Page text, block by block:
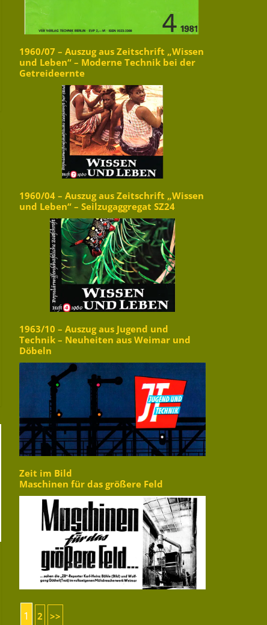
1960/07 – Auszug aus Zeitschrift „Wissen
und Leben“ – Moderne Technik bei der
Getreideernte
1960/04 – Auszug aus Zeitschrift „Wissen
und Leben“ – Seilzugaggregat SZ24
1963/10 – Auszug aus Jugend und
Technik – Neuheiten aus Weimar und
Döbeln
Zeit im Bild
Maschinen für das größere Feld
1 2 >>